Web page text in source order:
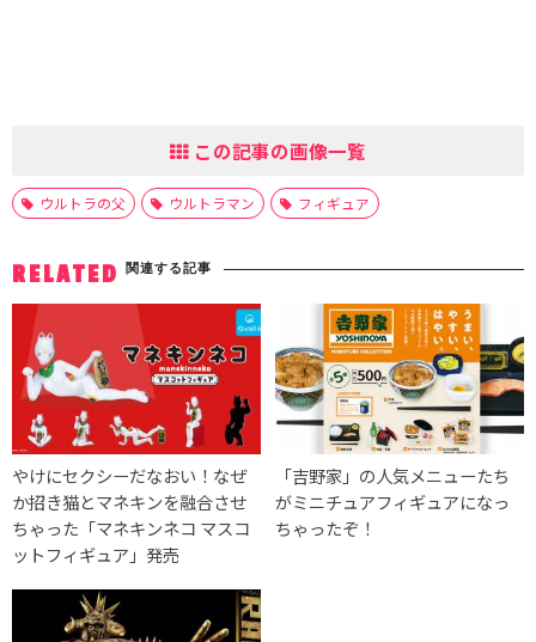
この記事の画像一覧
ウルトラの父 ウルトラマン フィギュア
RELATED 関連する記事
やけにセクシーだなおい！なぜ
か招き猫とマネキンを融合させ
ちゃった「マネキンネコ マスコ
ットフィギュア」発売
「吉野家​」の人気メニューたち
がミニチュアフィギュアになっ
ちゃったぞ！